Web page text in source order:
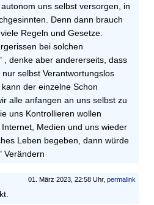
uns selbst versorgen, in
Denn dann brauch
Regeln und Gesetze.
bei solchen
, denke aber andererseits, dass
selbst Verantwortungslos
der einzelne Schon
alle anfangen an uns selbst zu
uns Kontrollieren wollen
Medien und uns wieder
Leben begeben, dann würde
Verändern
01. März 2023, 22:58 Uhr, permalink